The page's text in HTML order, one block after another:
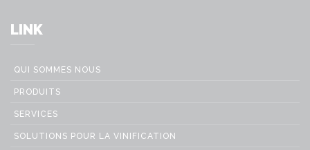
LINK
QUI SOMMES NOUS
PRODUITS
SERVICES
SOLUTIONS POUR LA VINIFICATION